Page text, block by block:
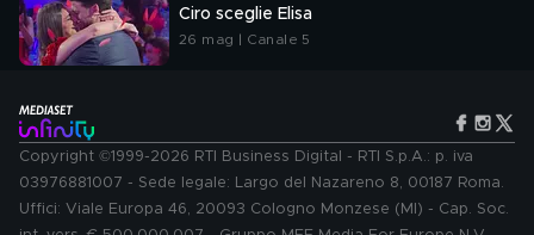
Ciro sceglie Elisa
26 mag | Canale 5
Copyright ©1999-2026 RTI Business Digital - RTI S.p.A.: p. iva
03976881007 - Sede legale: Largo del Nazareno 8, 00187 Roma.
Uffici: Viale Europa 46, 20093 Cologno Monzese (MI) - Cap. Soc.